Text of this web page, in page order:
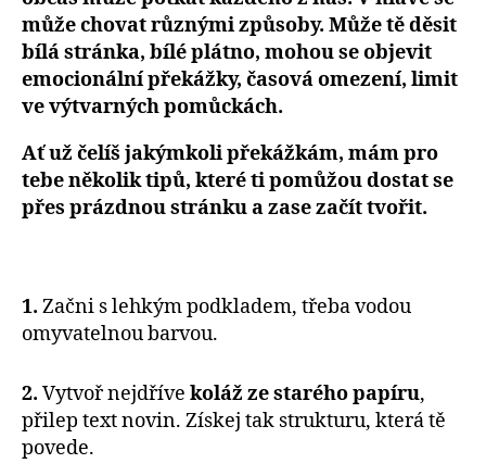
může chovat různými způsoby. Může tě děsit
bílá stránka, bílé plátno, mohou se objevit
emocionální překážky, časová omezení, limit
ve výtvarných pomůckách.
Ať už čelíš jakýmkoli překážkám, mám pro
tebe několik tipů, které ti pomůžou dostat se
přes prázdnou stránku a zase začít tvořit.
1. Začni s lehkým podkladem, třeba vodou
omyvatelnou barvou.
2. Vytvoř nejdříve koláž ze starého papíru,
přilep text novin. Získej tak strukturu, která tě
povede.